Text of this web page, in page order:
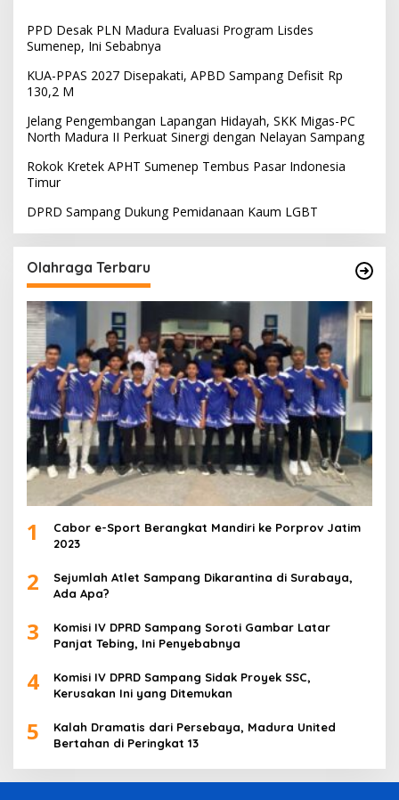
PPD Desak PLN Madura Evaluasi Program Lisdes
Sumenep, Ini Sebabnya
KUA-PPAS 2027 Disepakati, APBD Sampang Defisit Rp
130,2 M
Jelang Pengembangan Lapangan Hidayah, SKK Migas-PC
North Madura II Perkuat Sinergi dengan Nelayan Sampang
Rokok Kretek APHT Sumenep Tembus Pasar Indonesia
Timur
DPRD Sampang Dukung Pemidanaan Kaum LGBT
Olahraga Terbaru
1
Cabor e-Sport Berangkat Mandiri ke Porprov Jatim
2023
2
Sejumlah Atlet Sampang Dikarantina di Surabaya,
Ada Apa?
3
Komisi IV DPRD Sampang Soroti Gambar Latar
Panjat Tebing, Ini Penyebabnya
4
Komisi IV DPRD Sampang Sidak Proyek SSC,
Kerusakan Ini yang Ditemukan
5
Kalah Dramatis dari Persebaya, Madura United
Bertahan di Peringkat 13